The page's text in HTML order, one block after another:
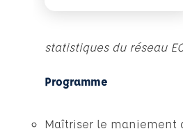
statistiques du réseau
Programme
Maîtriser le maniement